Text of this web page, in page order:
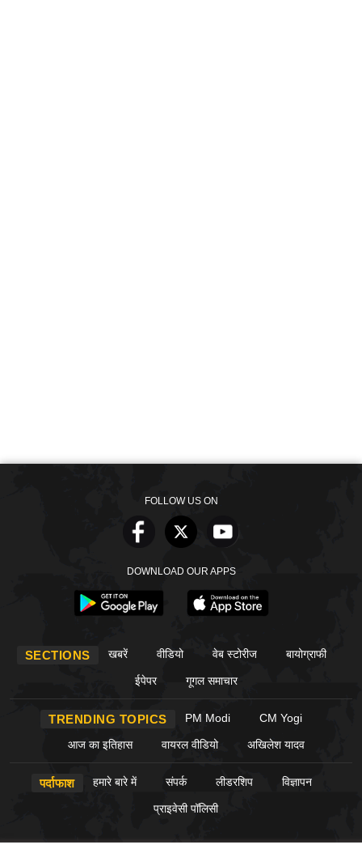
FOLLOW US ON
DOWNLOAD OUR APPS
SECTIONS खबरें वीडियो वेब स्टोरीज बायोग्राफी
ईपेपर गूगल समाचार
TRENDING TOPICS PM Modi CM Yogi
आज का इतिहास वायरल वीडियो अखिलेश यादव
पर्दाफाश हमारे बारे में संपर्क लीडरशिप विज्ञापन
प्राइवेसी पॉलिसी